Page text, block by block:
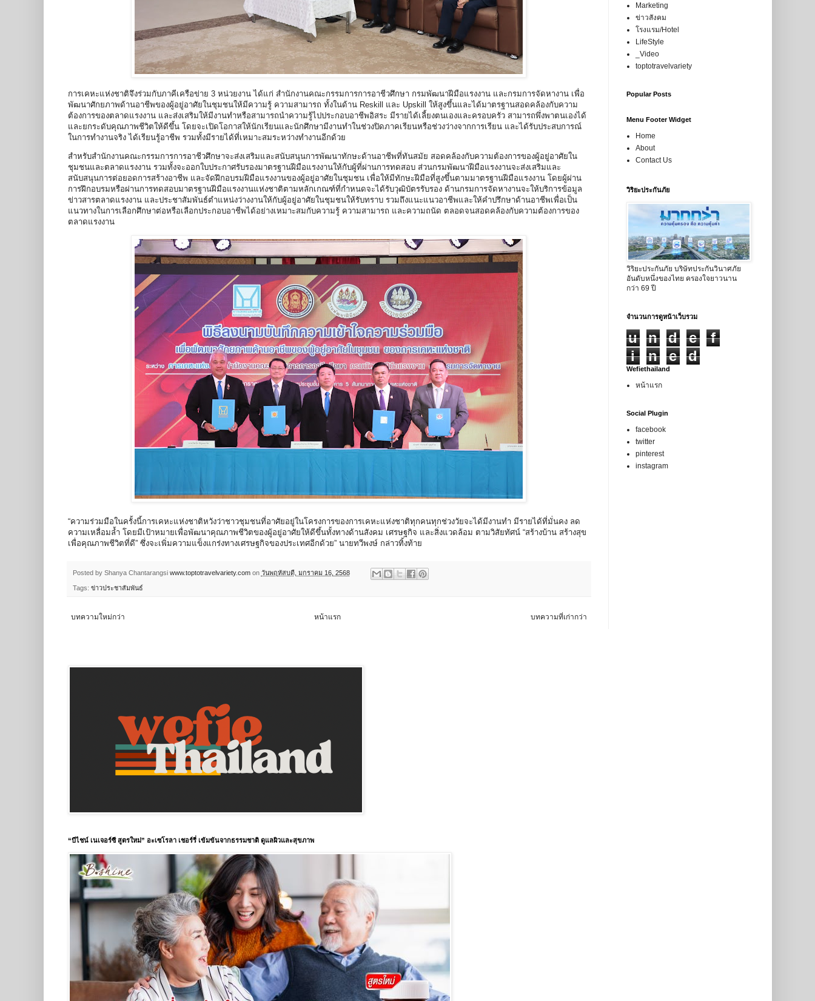
การเคหะแห่งชาติจึงร่วมกับภาคีเครือข่าย 3 หน่วยงาน ได้แก่ สำนักงานคณะกรรมการการอาชีวศึกษา กรมพัฒนาฝีมือแรงงาน และกรมการจัดหางาน เพื่อ
พัฒนาศักยภาพด้านอาชีพของผู้อยู่อาศัยในชุมชนให้มีความรู้ ความสามารถ ทั้งในด้าน Reskill และ Upskill ให้สูงขึ้นและได้มาตรฐานสอดคล้องกับความ
ต้องการของตลาดแรงงาน และส่งเสริมให้มีงานทำหรือสามารถนำความรู้ไปประกอบอาชีพอิสระ มีรายได้เลี้ยงตนเองและครอบครัว สามารถพึ่งพาตนเองได้
และยกระดับคุณภาพชีวิตให้ดีขึ้น โดยจะเปิดโอกาสให้นักเรียนและนักศึกษามีงานทำในช่วงปิดภาคเรียนหรือช่วงว่างจากการเรียน และได้รับประสบการณ์
ในการทำงานจริง ได้เรียนรู้อาชีพ รวมทั้งมีรายได้ที่เหมาะสมระหว่างทำงานอีกด้วย
สำหรับสำนักงานคณะกรรมการการอาชีวศึกษาจะส่งเสริมและสนับสนุนการพัฒนาทักษะด้านอาชีพที่ทันสมัย สอดคล้องกับความต้องการของผู้อยู่อาศัยใน
ชุมชนและตลาดแรงงาน รวมทั้งจะออกใบประกาศรับรองมาตรฐานฝีมือแรงงานให้กับผู้ที่ผ่านการทดสอบ ส่วนกรมพัฒนาฝีมือแรงงานจะส่งเสริมและ
สนับสนุนการต่อยอดการสร้างอาชีพ และจัดฝึกอบรมฝีมือแรงงานของผู้อยู่อาศัยในชุมชน เพื่อให้มีทักษะฝีมือที่สูงขึ้นตามมาตรฐานฝีมือแรงงาน โดยผู้ผ่าน
การฝึกอบรมหรือผ่านการทดสอบมาตรฐานฝีมือแรงงานแห่งชาติตามหลักเกณฑ์ที่กำหนดจะได้รับวุฒิบัตรรับรอง ด้านกรมการจัดหางานจะให้บริการข้อมูล
ข่าวสารตลาดแรงงาน และประชาสัมพันธ์ตำแหน่งว่างงานให้กับผู้อยู่อาศัยในชุมชนให้รับทราบ รวมถึงแนะแนวอาชีพและให้คำปรึกษาด้านอาชีพเพื่อเป็น
แนวทางในการเลือกศึกษาต่อหรือเลือกประกอบอาชีพได้อย่างเหมาะสมกับความรู้ ความสามารถ และความถนัด ตลอดจนสอดคล้องกับความต้องการของ
ตลาดแรงงาน
“ความร่วมมือในครั้งนี้การเคหะแห่งชาติหวังว่าชาวชุมชนที่อาศัยอยู่ในโครงการของการเคหะแห่งชาติทุกคนทุกช่วงวัยจะได้มีงานทำ มีรายได้ที่มั่นคง ลด
ความเหลื่อมล้ำ โดยมีเป้าหมายเพื่อพัฒนาคุณภาพชีวิตของผู้อยู่อาศัยให้ดีขึ้นทั้งทางด้านสังคม เศรษฐกิจ และสิ่งแวดล้อม ตามวิสัยทัศน์ “สร้างบ้าน สร้างสุข
เพื่อคุณภาพชีวิตที่ดี” ซึ่งจะเพิ่มความแข็งแกร่งทางเศรษฐกิจของประเทศอีกด้วย” นายทวีพงษ์ กล่าวทิ้งท้าย
Posted by Shanya Chantarangsi www.toptotravelvariety.com on วันพฤหัสบดี, มกราคม 16, 2568
Tags: ข่าวประชาสัมพันธ์
บทความใหม่กว่า บทความที่เก่ากว่า
หน้าแรก
Marketing
ข่าวสังคม
โรงแรม/Hotel
LifeStyle
_Video
toptotravelvariety
Popular Posts
Menu Footer Widget
Home
About
Contact Us
วิริยะประกันภัย
วิริยะประกันภัย บริษัทประกันวินาศภัย
อันดับหนึ่งของไทย ครองใจยาวนาน
กว่า 69 ปี
จำนวนการดูหน้าเว็บรวม
u n d e
f
i
n e d
Wefiethailand
หน้าแรก
Social Plugin
facebook
twitter
pinterest
instagram
“บีไชน์ เนเจอร์ซี สูตรใหม่” อะเซโรลา เชอร์รี่ เข้มข้นจากธรรมชาติ ดูแลผิวและสุขภาพ